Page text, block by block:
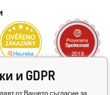
и GDPR
от Вашето съгласие за